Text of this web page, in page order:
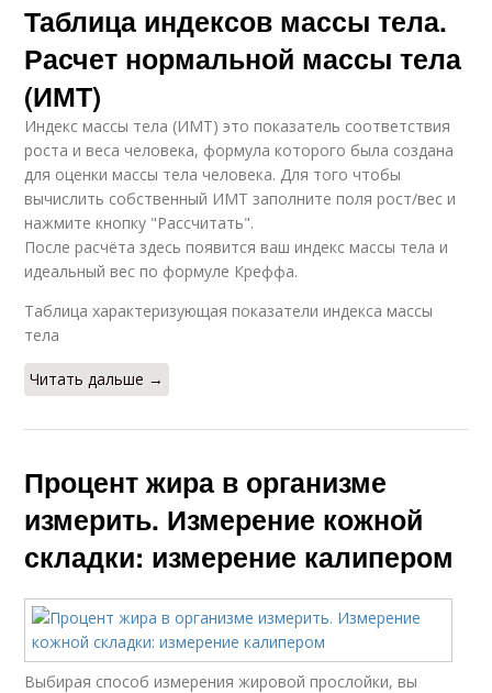
Таблица индексов массы тела.
Расчет нормальной массы тела
(ИМТ)
Индекс массы тела (ИМТ) это показатель соответствия
роста и веса человека, формула которого была создана
для оценки массы тела человека. Для того чтобы
вычислить собственный ИМТ заполните поля рост/вес и
нажмите кнопку "Рассчитать".
После расчёта здесь появится ваш индекс массы тела и
идеальный вес по формуле Креффа.
Таблица характеризующая показатели индекса массы
тела
Читать дальше →
Процент жира в организме
измерить. Измерение кожной
складки: измерение калипером
Выбирая способ измерения жировой прослойки, вы